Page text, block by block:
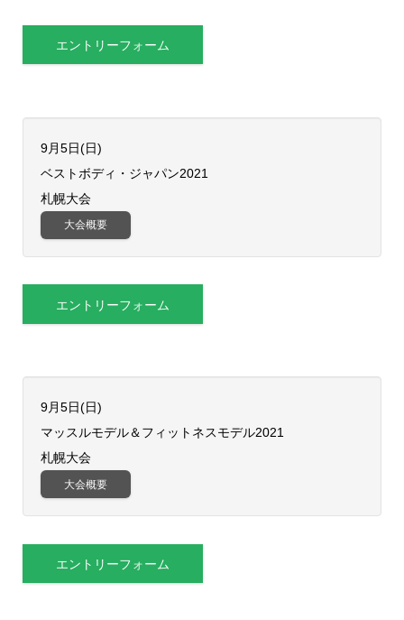
エントリーフォーム
9月5日(日)
ベストボディ・ジャパン2021
札幌大会
大会概要
エントリーフォーム
9月5日(日)
​マッスルモデル＆フィットネスモデル2021
札幌大会
大会概要
エントリーフォーム